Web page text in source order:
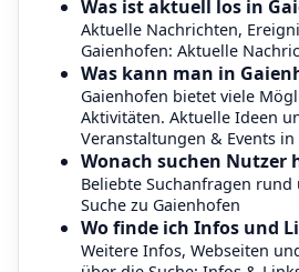
Was ist aktuell los in
Aktuelle Nachrichten,
Gaienhofen: Aktuelle
Was kann man in
Gaienhofen bietet viele
Aktivitäten. Aktuelle Ideen
Veranstaltungen & Events in
Wonach suchen Nutzer
Beliebte Suchanfragen
Suche zu Gaienhofen
Wo finde ich Infos und
Weitere Infos, Webseiten